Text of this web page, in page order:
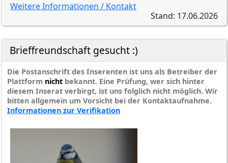
Weitere Informationen / Kontakt
Stand: 17.06.2026
Brieffreundschaft gesucht :)
Die Postanschrift des Inserenten ist uns als Betreiber der
Plattform nicht bekannt. Eine Prüfung, wer sich hinter
diesem Inserat verbirgt, ist uns folglich nicht möglich. Wir
bitten allgemein um Vorsicht bei der Kontaktaufnahme.
Informationen zur Verifikation